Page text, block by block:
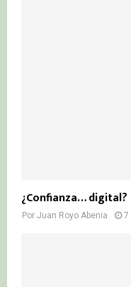
¿Confianza… digital?
Por Juan Royo Abenia 7